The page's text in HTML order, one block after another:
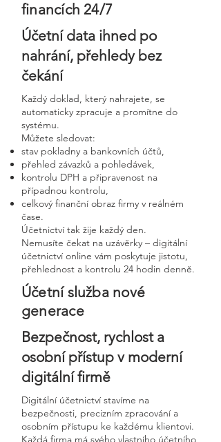
financích 24/7
Účetní data ihned po
nahrání, přehledy bez
čekání
Každý doklad, který nahrajete, se
automaticky zpracuje a promítne do
systému.
Můžete sledovat:
stav pokladny a bankovních účtů,
přehled závazků a pohledávek,
kontrolu DPH a připravenost na
případnou kontrolu,
celkový finanční obraz firmy v reálném
čase.
Účetnictví tak žije každý den.
Nemusíte čekat na uzávěrky – digitální
účetnictví online vám poskytuje jistotu,
přehlednost a kontrolu 24 hodin denně.
Účetní služba nové
generace
Bezpečnost, rychlost a
osobní přístup v moderní
digitální firmě
Digitální účetnictví stavíme na
bezpečnosti, precizním zpracování a
osobním přístupu ke každému klientovi.
Každá firma má svého vlastního účetního